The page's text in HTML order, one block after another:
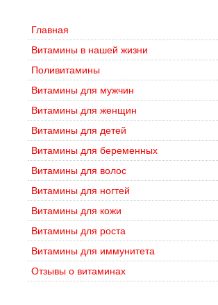
Главная
Витамины в нашей жизни
Поливитамины
Витамины для мужчин
Витамины для женщин
Витамины для детей
Витамины для беременных
Витамины для волос
Витамины для ногтей
Витамины для кожи
Витамины для роста
Витамины для иммунитета
Отзывы о витаминах